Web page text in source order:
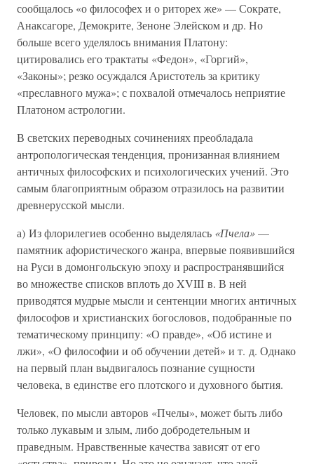
сообщалось «о философех и о риторех же» — Сократе,
Анаксагоре, Демокрите, Зеноне Элейском и др. Но
больше всего уделялось внимания Платону:
цитировались его трактаты «Федон», «Горгий»,
«Законы»; резко осуждался Аристотель за критику
«преславного мужа»; с похвалой отмечалось неприятие
Платоном астрологии.
В светских переводных сочинениях преобладала
антропологическая тенденция, пронизанная влиянием
античных философских и психологических учений. Это
самым благоприятным образом отразилось на развитии
древнерусской мысли.
а) Из флорилегиев особенно выделялась «Пчела»—
памятник афористического жанра, впервые появившийся
на Руси в домонгольскую эпоху и распространявшийся
во множестве списков вплоть до XVIII в. В ней
приводятся мудрые мысли и сентенции многих античных
философов и христианских богословов, подобранные по
тематическому принципу: «О правде», «Об истине и
лжи», «О философии и об обучении детей» и т. д. Однако
на первый план выдвигалось познание сущности
человека, в единстве его плотского и духовного бытия.
Человек, по мысли авторов «Пчелы», может быть либо
только лукавым и злым, либо добродетельным и
праведным. Нравственные качества зависят от его